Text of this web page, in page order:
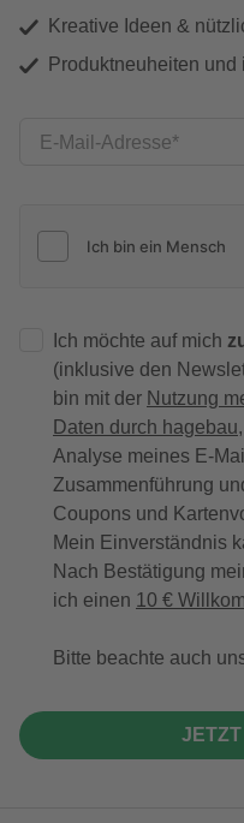
Kreative Ideen &
Produktneuheiten
E-Mail-Adresse
Ich möchte auf mich
(inklusive den
bin mit der Nutzung
Daten durch hagebau
Analyse meines E-
Zusammenführung
Coupons und
Mein Einverständnis
Nach Bestätigung
ich einen 10 €
Bitte beachte auch